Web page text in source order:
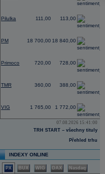
Pilulka 111,00 113,00
PM 18 700,00 18 840,00
Primoco 720,00 728,00
TMR 360,00 388,00
VIG 1 765,00 1 772,00
07.08.2026 15:41:00
TRH START – všechny tituly
Přehled trhu
INDEXY ONLINE
PX BUX WIG DAX Nasdaq